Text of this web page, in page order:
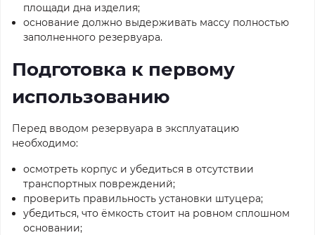
площади дна изделия;
основание должно выдерживать массу полностью
заполненного резервуара.
Подготовка к первому
использованию
Перед вводом резервуара в эксплуатацию
необходимо:
осмотреть корпус и убедиться в отсутствии
транспортных повреждений;
проверить правильность установки штуцера;
убедиться, что ёмкость стоит на ровном сплошном
основании;